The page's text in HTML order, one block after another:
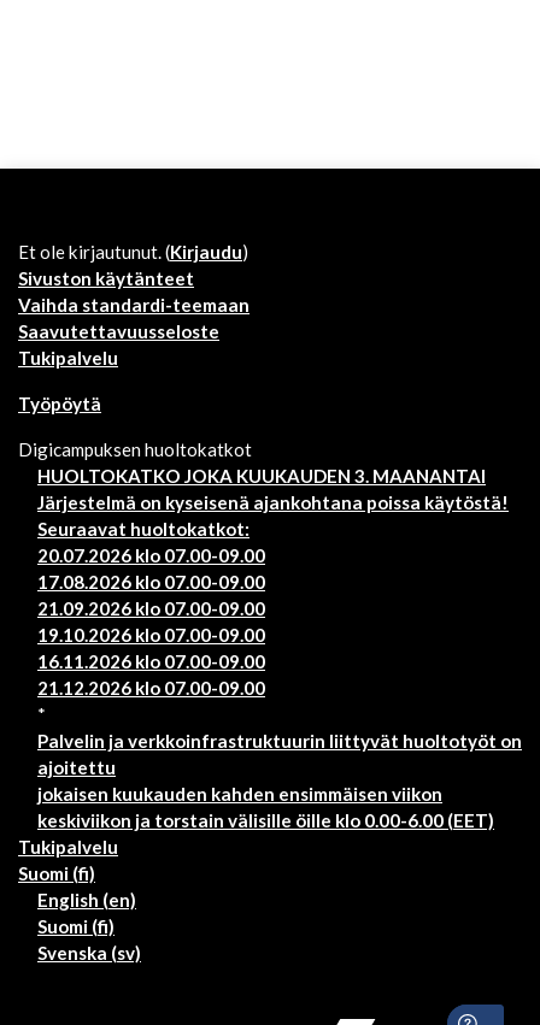
Et ole kirjautunut. (Kirjaudu)
Sivuston käytänteet
Vaihda standardi-teemaan
Saavutettavuusseloste
Tukipalvelu
Työpöytä
Digicampuksen huoltokatkot
HUOLTOKATKO JOKA KUUKAUDEN 3. MAANANTAI
Järjestelmä on kyseisenä ajankohtana poissa käytöstä!
Seuraavat huoltokatkot:
20.07.2026 klo 07.00-09.00
17.08.2026 klo 07.00-09.00
21.09.2026 klo 07.00-09.00
19.10.2026 klo 07.00-09.00
16.11.2026 klo 07.00-09.00
21.12.2026 klo 07.00-09.00
*
Palvelin ja verkkoinfrastruktuurin liittyvät huoltotyöt on
ajoitettu
jokaisen kuukauden kahden ensimmäisen viikon
keskiviikon ja torstain välisille öille klo 0.00-6.00 (EET)
Tukipalvelu
Suomi ‎(fi)‎
English ‎(en)‎
Suomi ‎(fi)‎
Svenska ‎(sv)‎